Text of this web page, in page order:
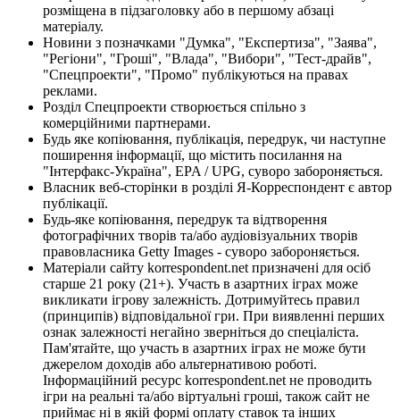
розміщена в підзаголовку або в першому абзаці
матеріалу.
Новини з позначками "Думка", "Експертиза", "Заява",
"Регіони", "Гроші", "Влада", "Вибори", "Тест-драйв",
"Спецпроекти", "Промо" публікуються на правах
реклами.
Розділ Спецпроекти створюється спільно з
комерційними партнерами.
Будь яке копіювання, публікація, передрук, чи наступне
поширення інформації, що містить посилання на
"Інтерфакс-Україна", EPA / UPG, суворо забороняється.
Власник веб-сторінки в розділі Я-Корреспондент є автор
публікації.
Будь-яке копіювання, передрук та відтворення
фотографічних творів та/або аудіовізуальних творів
правовласника Getty Images - суворо забороняється.
Матеріали сайту korrespondent.net призначені для осіб
старше 21 року (21+). Участь в азартних іграх може
викликати ігрову залежність. Дотримуйтесь правил
(принципів) відповідальної гри. При виявленні перших
ознак залежності негайно зверніться до спеціаліста.
Пам'ятайте, що участь в азартних іграх не може бути
джерелом доходів або альтернативою роботі.
Інформаційний ресурс korrespondent.net не проводить
ігри на реальні та/або віртуальні гроші, також сайт не
приймає ні в якій формі оплату ставок та інших